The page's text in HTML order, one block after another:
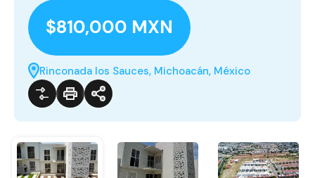
$810,000 MXN
Rinconada los Sauces, Michoacán, México